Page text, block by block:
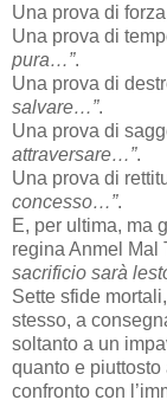
Una prova di
Una prova di
pura…”.
Una prova di
salvare…”.
Una prova di
attraversare…”.
Una prova di
concesso…”.
E, per ultima, ma
regina Anmel Mal
sacrificio sarà
Sette sfide
stesso, a
soltanto a un
quanto e piuttosto
confronto con